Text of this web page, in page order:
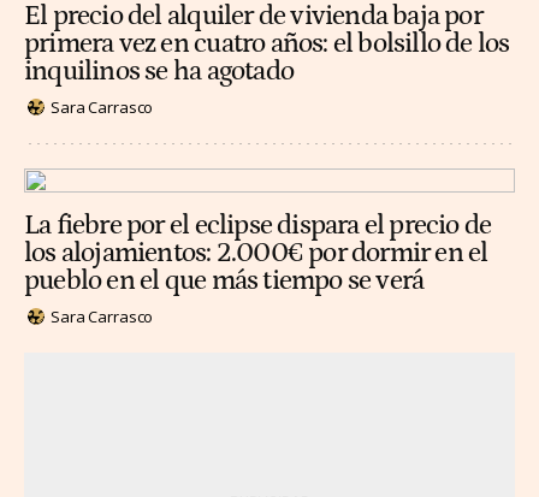
El precio del alquiler de vivienda baja por
primera vez en cuatro años: el bolsillo de los
inquilinos se ha agotado
Sara Carrasco
La fiebre por el eclipse dispara el precio de
los alojamientos: 2.000€ por dormir en el
pueblo en el que más tiempo se verá
Sara Carrasco